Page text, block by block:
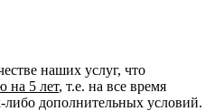
наших услуг, что
на 5 лет, т.е. на все время
либо дополнительных условий.